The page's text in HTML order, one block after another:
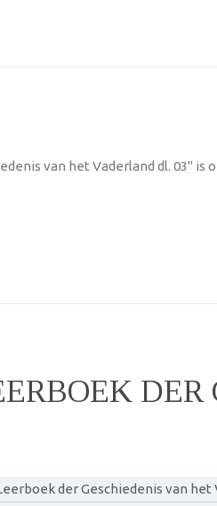
van het Vaderland dl. 03" is
der Geschiedenis van het